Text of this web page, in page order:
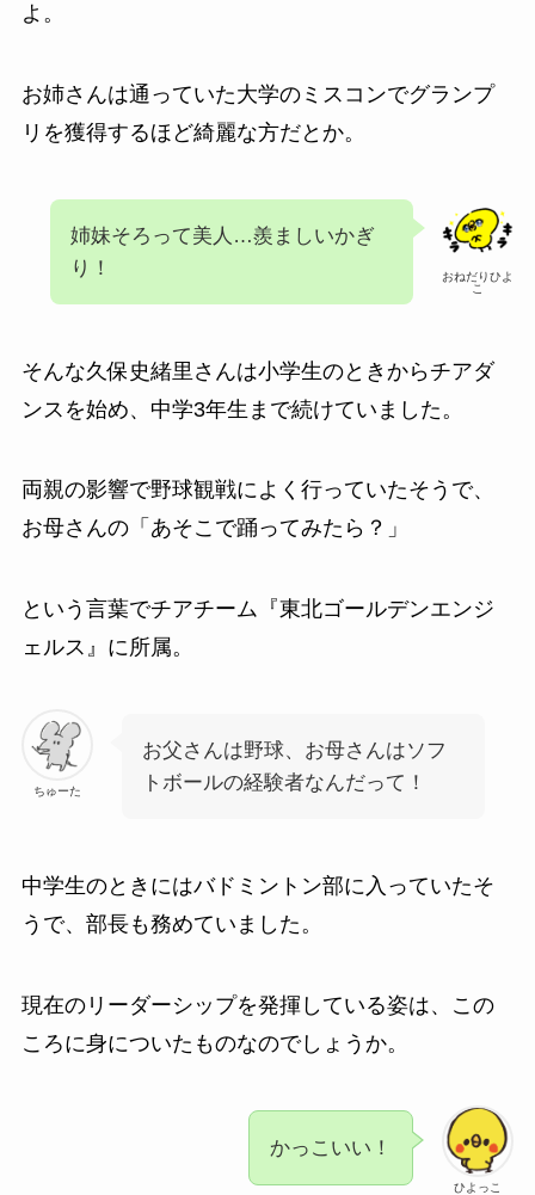
よ。
お姉さんは通っていた大学のミスコンでグランプ
リを獲得するほど綺麗な方だとか。
おねだりひよ
こ
姉妹そろって美人…羨ましいかぎ
り！
そんな久保史緒里さんは小学生のときからチアダ
ンスを始め、中学3年生まで続けていました。
両親の影響で野球観戦によく行っていたそうで、
お母さんの「あそこで踊ってみたら？」
という言葉でチアチーム『東北ゴールデンエンジ
ェルス』に所属。
ちゅーた
お父さんは野球、お母さんはソフ
トボールの経験者なんだって！
中学生のときにはバドミントン部に入っていたそ
うで、部長も務めていました。
現在のリーダーシップを発揮している姿は、この
ころに身についたものなのでしょうか。
ひよっこ
かっこいい！